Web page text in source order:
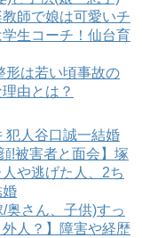
師で娘は可愛いチ
生コーチ！仙台育
形は若い頃事故の
由とは？
犯人谷口誠一結婚
!被害者と面会】塚
や逃げた人、2ち
婚
/奥さん、子供)すっ
人？】障害や経歴